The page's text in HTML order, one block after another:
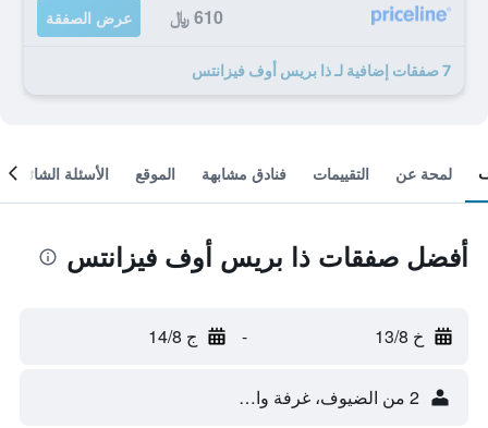
610 ﷼ عرض الصفقة
7 صفقات إضافية لـ ذا بريس أوف فيزانتس
لمحة عن التقييمات فنادق مشابهة الموقع الأسئلة الشائعة
أفضل صفقات ذا بريس أوف فيزانتس
خ 13/8 - ج 14/8
2 من الضيوف، غرفة واحدة